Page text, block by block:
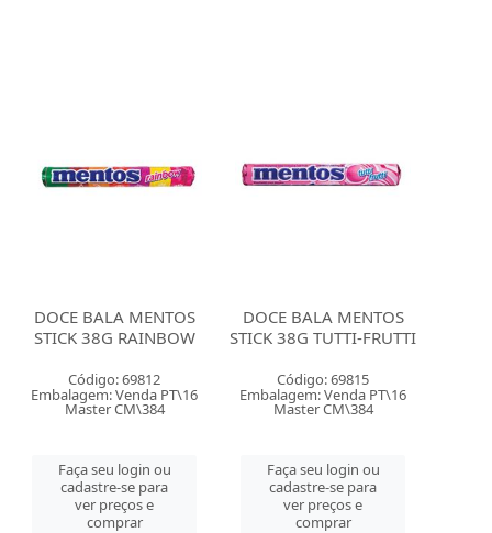
DOCE BALA MENTOS
STICK 38G RAINBOW
Código: 69812
Embalagem: Venda PT\16
Master CM\384
Faça seu login ou
cadastre-se para
ver preços e
comprar
DOCE BALA MENTOS
STICK 38G TUTTI-FRUTTI
Código: 69815
Embalagem: Venda PT\16
Master CM\384
Faça seu login ou
cadastre-se para
ver preços e
comprar